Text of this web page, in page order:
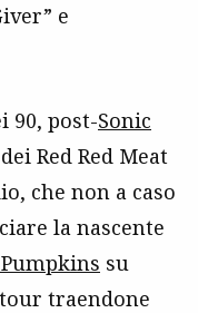
e
90, post-Sonic
Red Red Meat
che non a caso
la nascente
su
traendone